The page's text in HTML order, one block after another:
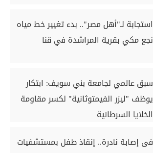
استجابة لـ"أهل مصر".. بدء تغيير خط مياه
نجع مكي بقرية المراشدة في قنا
سبق عالمي لجامعة بني سويف: ابتكار
يوظف "ليزر الفيمتوثانية" لكسر مقاومة
الخلايا السرطانية
فى إصابة نادرة.. إنقاذ طفل بمستشفيات